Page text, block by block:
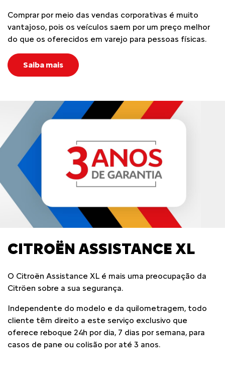
Comprar por meio das vendas corporativas é muito
vantajoso, pois os veículos saem por um preço melhor
do que os oferecidos em varejo para pessoas físicas.
Saiba mais
CITROËN ASSISTANCE XL
O Citroën Assistance XL é mais uma preocupação da
Citröen sobre a sua segurança.
Independente do modelo e da quilometragem, todo
cliente têm direito a este serviço exclusivo que
oferece reboque 24h por dia, 7 dias por semana, para
casos de pane ou colisão por até 3 anos.